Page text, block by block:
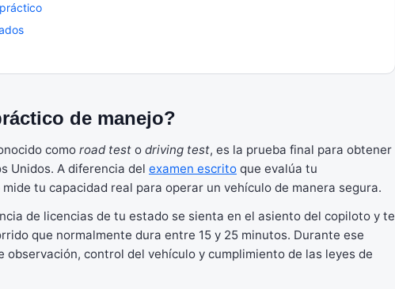
de manejo?
como road test o driving test, es la prueba final para obtener
Unidos. A diferencia del examen escrito que evalúa tu
tu capacidad real para operar un vehículo de manera segura.
de licencias de tu estado se sienta en el asiento del copiloto y te
que normalmente dura entre 15 y 25 minutos. Durante ese
observación, control del vehículo y cumplimiento de las leyes de